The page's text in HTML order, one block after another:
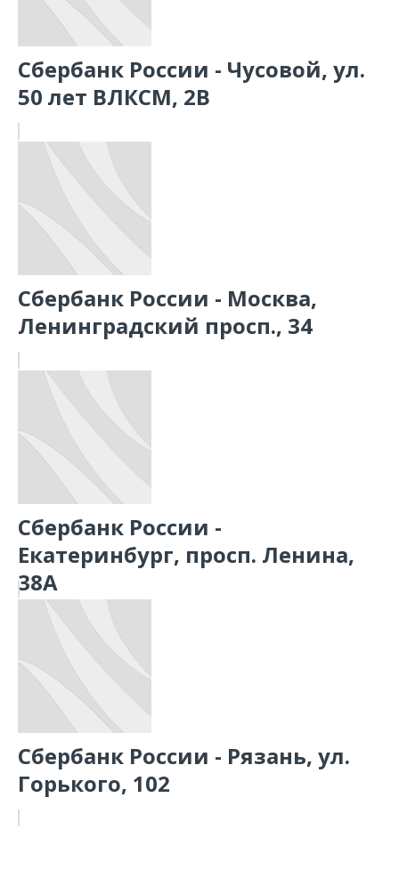
Сбербанк России - Чусовой, ул.
50 лет ВЛКСМ, 2В
Сбербанк России - Москва,
Ленинградский просп., 34
Сбербанк России -
Екатеринбург, просп. Ленина,
38А
Сбербанк России - Рязань, ул.
Горького, 102